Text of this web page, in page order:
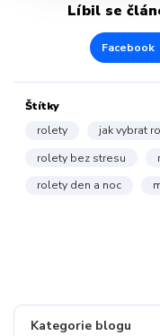
Kategorie blogu
Líbil se
Facebook
Štítky
rolety
jak vybrat
rolety bez stresu
rolety den a noc